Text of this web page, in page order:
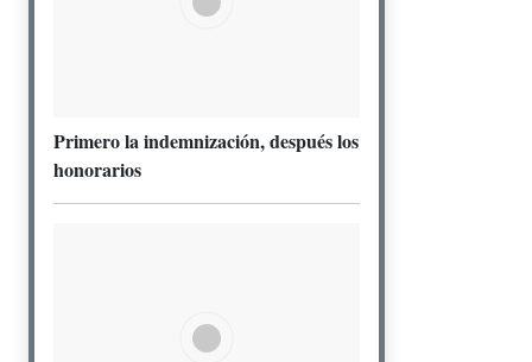
Primero la indemnización, después los
honorarios